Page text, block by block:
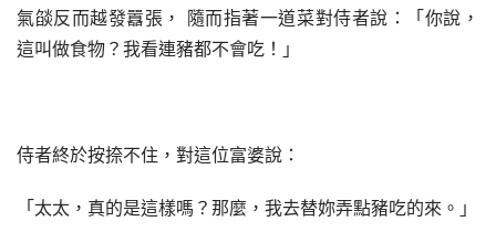
氣燄反而越發囂張， 隨而指著一道菜對侍者說：「你說，
這叫做食物？我看連豬都不會吃！」
侍者終於按捺不住，對這位富婆說：
「太太，真的是這樣嗎？那麼，我去替妳弄點豬吃的來。」